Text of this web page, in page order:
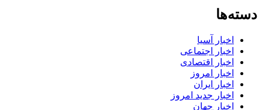
دسته‌ها
اخبار آسیا
اخبار اجتماعی
اخبار اقتصادی
اخبار امروز
اخبار ایران
اخبار جدید امروز
اخبار جهان